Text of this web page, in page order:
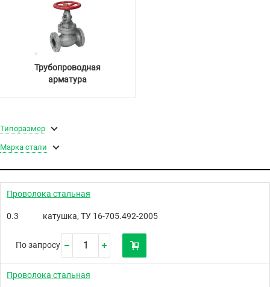
Трубопроводная
арматура
Типоразмер
Марка стали
Проволока стальная
0.3 катушка, ТУ 16-705.492-2005
По запросу
Проволока стальная